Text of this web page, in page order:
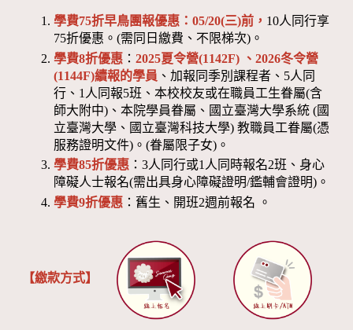
學費75折早鳥團報優惠：05/20(三)前， 10人同行享
75折優惠。(需同日繳費、不限梯次)。
學費8折優惠 ：2025夏令營(1142F) 、2026冬令營
(1144F)續報的學員 、加報同季別課程者、5人同
行、1人同報5班、本校校友或在職員工生眷屬(含
師大附中)、本院學員眷屬、國立臺灣大學系統 (國
立臺灣大學、國立臺灣科技大學) 教職員工眷屬(憑
服務證明文件)。(眷屬限子女)。
學費85折優惠 ：3人同行或1人同時報名2班、身心
障礙人士報名(需出具身心障礙證明/鑑輔會證明)。
學費9折優惠 ：舊生、開班2週前報名 。
【繳款方式】